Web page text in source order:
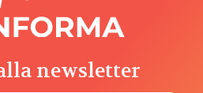
newsletter